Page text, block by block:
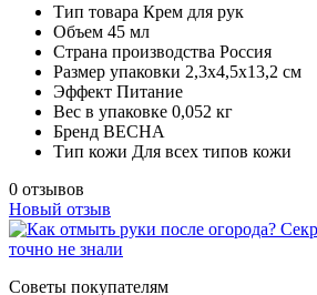
Тип товара Крем для рук
Объем 45 мл
Страна производства Россия
Размер упаковки 2,3х4,5х13,2 см
Эффект Питание
Вес в упаковке 0,052 кг
Бренд ВЕСНА
Тип кожи Для всех типов кожи
0 отзывов
Новый отзыв
Советы покупателям